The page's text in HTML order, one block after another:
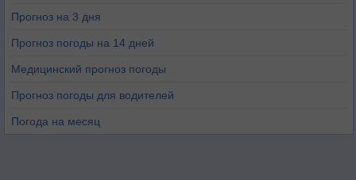
Прогноз на 3 дня
Прогноз погоды на 14 дней
Медицинский прогноз погоды
Прогноз погоды для водителей
Погода на месяц